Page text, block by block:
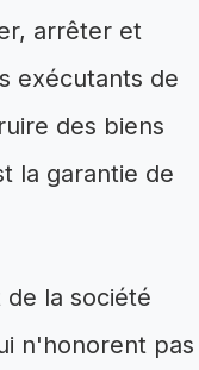
arrêter et
exécutants de
des biens
la garantie de
la société
n'honorent pas